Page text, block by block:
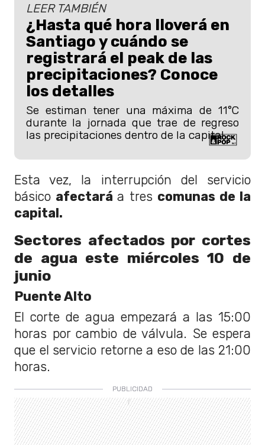
LEER TAMBIÉN
¿Hasta qué hora lloverá en
Santiago y cuándo se
registrará el peak de las
precipitaciones? Conoce
los detalles
Se estiman tener una máxima de 11°C
durante la jornada que trae de regreso
las precipitaciones dentro de la capital.
Esta vez, la interrupción del servicio
básico afectaráa tres comunas de la
capital.
Sectores afectados por cortes
de agua este miércoles 10 de
junio
Puente Alto
El corte de agua empezará a las 15:00
horas por cambio de válvula. Se espera
que el servicio retorne a eso de las 21:00
horas.